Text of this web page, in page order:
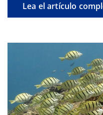
Lea el artículo